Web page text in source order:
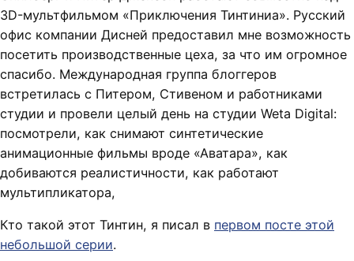
3D-мультфильмом «Приключения Тинтиниа». Русский
офис компании Дисней предоставил мне возможность
посетить производственные цеха, за что им огромное
спасибо. Международная группа блоггеров
встретилась с Питером, Стивеном и работниками
студии и провели целый день на студии Weta Digital:
посмотрели, как снимают синтетические
анимационные фильмы вроде «Аватара», как
добиваются реалистичности, как работают
мультипликатора,
Кто такой этот Тинтин, я писал в первом посте этой
небольшой серии.